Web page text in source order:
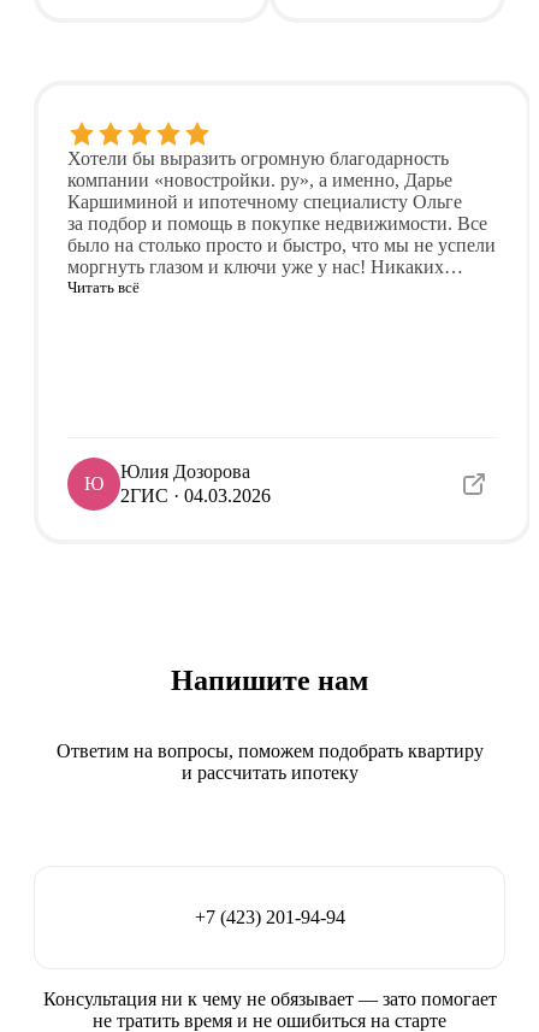
Хотели бы выразить огромную благодарность
компании «новостройки. ру», а именно, Дарье
Каршиминой и ипотечному специалисту Ольге
за подбор и помощь в покупке недвижимости. Все
было на столько просто и быстро, что мы не успели
моргнуть глазом и ключи уже у нас! Никаких
нервотрёпок и стрессов, все сделали ЗА НАС! Нам
Вообщем — покупка недвижимости с вами
облегчила нашу жизнь, спасибо большое!
Читать всё
Ю
Юлия Дозорова
2ГИС · 04.03.2026
Напишите нам
Ответим на вопросы, поможем подобрать квартиру
и рассчитать ипотеку
+7 (423) 201-94-94
Консультация ни к чему не обязывает — зато помогает
не тратить время и не ошибиться на старте